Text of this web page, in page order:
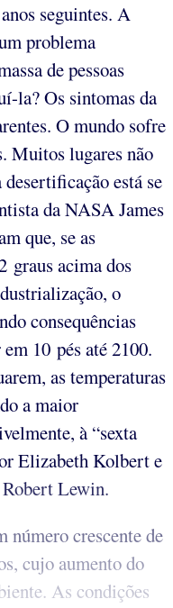
seguintes. A
problema
de pessoas
la? Os sintomas da
O mundo sofre
Muitos lugares não
está se
da NASA James
que, se as
graus acima dos
o
consequências
10 pés até 2100.
as temperaturas
a maior
à “sexta
Elizabeth Kolbert e
Lewin.
número crescente de
cujo aumento do
As condições